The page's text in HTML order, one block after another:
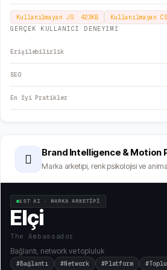
Kullanılmayan JS: 423KB Kullanılmayan
GERÇEK KULLANICI DENEYİMİ
Erişilebilirlik
SEO
En İyi Pratikler
🫆 Brand Intelligence & Motion
Marka arketipi, renk psikolojisi ve
1ST AI · MARKA ARKETİPİ
Elçi
The Ambassador
Bağlantı, network ve topluluk
#Bağlantı #Network #Platform